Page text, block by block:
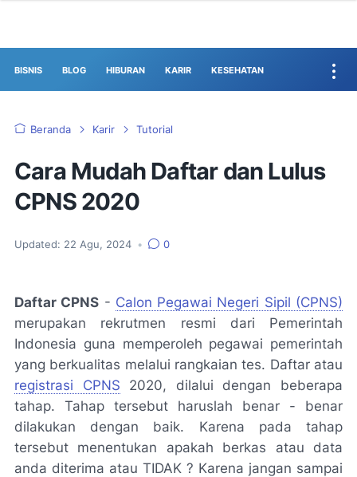
BISNIS BLOG HIBURAN KARIR KESEHATAN
Beranda Karir Tutorial
Cara Mudah Daftar dan Lulus
CPNS 2020
Updated: 22 Agu, 2024 • 0
Daftar CPNS - Calon Pegawai Negeri Sipil (CPNS)
merupakan rekrutmen resmi dari Pemerintah
Indonesia guna memperoleh pegawai pemerintah
yang berkualitas melalui rangkaian tes. Daftar atau
registrasi CPNS 2020, dilalui dengan beberapa
tahap. Tahap tersebut haruslah benar - benar
dilakukan dengan baik. Karena pada tahap
tersebut menentukan apakah berkas atau data
anda diterima atau TIDAK ? Karena jangan sampai